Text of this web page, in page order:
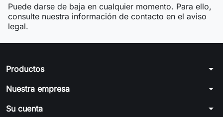
Puede darse de baja en cualquier momento. Para ello,
consulte nuestra información de contacto en el aviso
legal.
Productos arrow_drop_down
Nuestra empresa arrow_drop_down
Su cuenta arrow_drop_down